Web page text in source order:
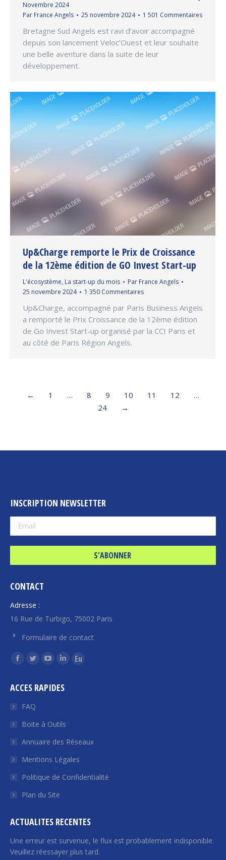
Novembre 2024
Par France Angels 25 novembre 2024 1 501 Commentaires
Bretagne Sud Angels est ravi d’avoir accompagné
depuis son lancement Veloc’Ouest et leur souhaite
une belle aventure dans la suite de leur
développement.
Up&Charge remporte le Prix de Croissance
de la 12ème édition de GO Invest Start-up
L'écosystème, La start-up du mois Par France Angels
25 novembre 2024
1 350 Commentaires
Up&Charge, accompagné par Paris Business Angels
a remporté le Prix Croissance de la 12ème édition
de Go Invest Start-up organisé par la CCI Paris et
au côté de Paris Région Angels.
← 1 … 8 9 10 11 12
…
24
→
INSCRIPTION NEWSLETTER
CONTACT
Adresse :
16 Rue de Turbigo, 75002 Paris
Formulaire de contact
Trouvez nous sur :
La
Facebook
s'ouvre
une
nouvelle
fenêtre
La
Twitter
s'ouvre
une
nouvelle
fenêtre
La
YouTube
une
nouvelle
fenêtre
La
LinkedIn
une
nouvelle
fenêtre
La
nouvelle
fenêtre
ACCES RAPIDES
FAQ
Boite à Outils
Annuaire des Réseaux
Mentions Légales
Politique de Confidentialité
Plan du Site
ACTUALITES RECENTES
Une erreur est survenue, le flux est probablement indisponible.
Veuillez réessayer plus tard.